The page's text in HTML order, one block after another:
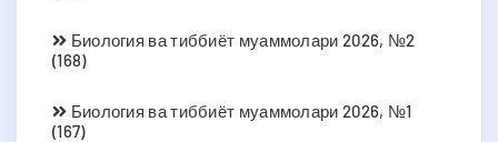
Биология ва тиббиёт муаммолари 2026, №2
(168)
Биология ва тиббиёт муаммолари 2026, №1
(167)